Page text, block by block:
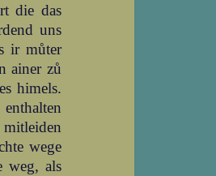
die das
uns
ir můter
ainer zů
himels.
mitleiden
wege
weg, als